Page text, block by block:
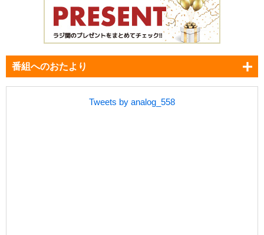
番組へのおたより
Tweets by analog_558